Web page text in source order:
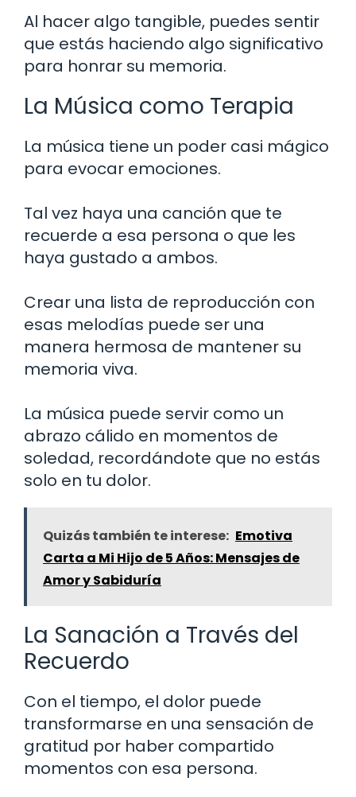
Al hacer algo tangible, puedes sentir
que estás haciendo algo significativo
para honrar su memoria.
La Música como Terapia
La música tiene un poder casi mágico
para evocar emociones.
Tal vez haya una canción que te
recuerde a esa persona o que les
haya gustado a ambos.
Crear una lista de reproducción con
esas melodías puede ser una
manera hermosa de mantener su
memoria viva.
La música puede servir como un
abrazo cálido en momentos de
soledad, recordándote que no estás
solo en tu dolor.
Quizás también te interese: Emotiva
Carta a Mi Hijo de 5 Años: Mensajes de
Amor y Sabiduría
La Sanación a Través del
Recuerdo
Con el tiempo, el dolor puede
transformarse en una sensación de
gratitud por haber compartido
momentos con esa persona.